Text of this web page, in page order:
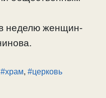
неделю женщин-
#храм, #церковь